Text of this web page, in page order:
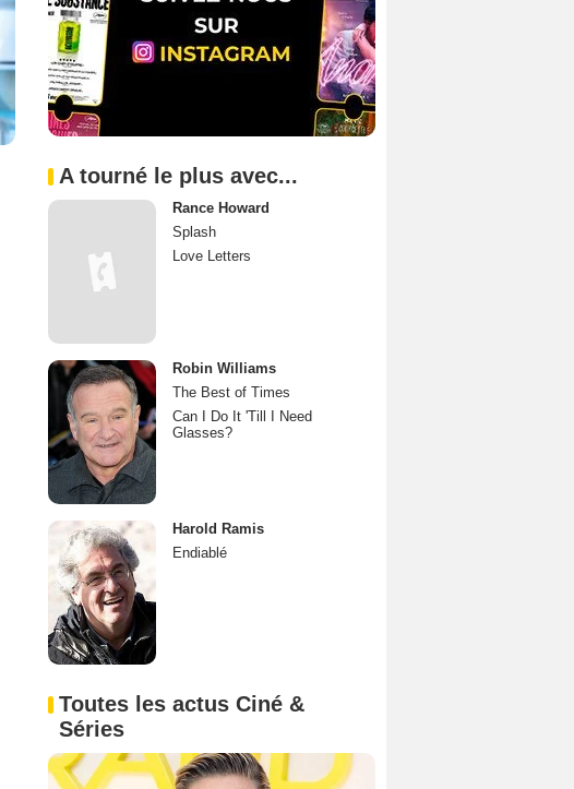
A tourné le plus avec...
Rance Howard
Splash
Love Letters
Robin Williams
The Best of Times
Can I Do It 'Till I Need
Glasses?
Harold Ramis
Endiablé
Toutes les actus Ciné &
Séries